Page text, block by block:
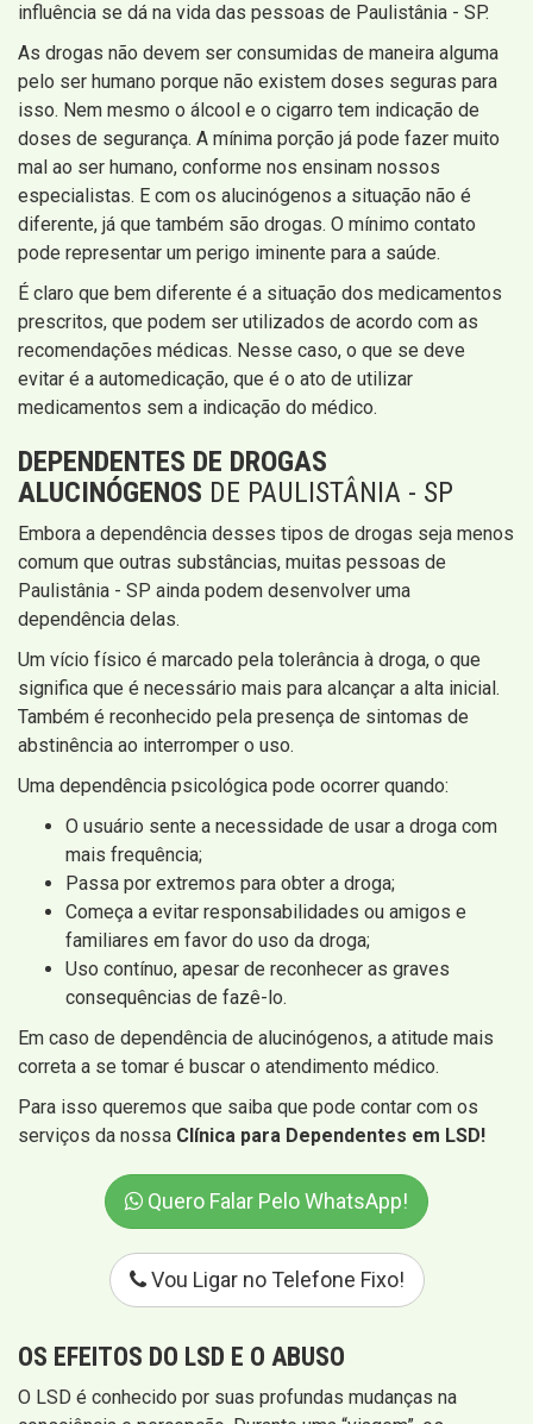
influência se dá na vida das pessoas de Paulistânia - SP.
As drogas não devem ser consumidas de maneira alguma
pelo ser humano porque não existem doses seguras para
isso. Nem mesmo o álcool e o cigarro tem indicação de
doses de segurança. A mínima porção já pode fazer muito
mal ao ser humano, conforme nos ensinam nossos
especialistas. E com os alucinógenos a situação não é
diferente, já que também são drogas. O mínimo contato
pode representar um perigo iminente para a saúde.
É claro que bem diferente é a situação dos medicamentos
prescritos, que podem ser utilizados de acordo com as
recomendações médicas. Nesse caso, o que se deve
evitar é a automedicação, que é o ato de utilizar
medicamentos sem a indicação do médico.
DEPENDENTES DE DROGAS
ALUCINÓGENOS DE PAULISTÂNIA - SP
Embora a dependência desses tipos de drogas seja menos
comum que outras substâncias, muitas pessoas de
Paulistânia - SP ainda podem desenvolver uma
dependência delas.
Um vício físico é marcado pela tolerância à droga, o que
significa que é necessário mais para alcançar a alta inicial.
Também é reconhecido pela presença de sintomas de
abstinência ao interromper o uso.
Uma dependência psicológica pode ocorrer quando:
O usuário sente a necessidade de usar a droga com
mais frequência;
Passa por extremos para obter a droga;
Começa a evitar responsabilidades ou amigos e
familiares em favor do uso da droga;
Uso contínuo, apesar de reconhecer as graves
consequências de fazê-lo.
Em caso de dependência de alucinógenos, a atitude mais
correta a se tomar é buscar o atendimento médico.
Para isso queremos que saiba que pode contar com os
serviços da nossa Clínica para Dependentes em LSD!
Quero Falar Pelo WhatsApp!
Vou Ligar no Telefone Fixo!
OS EFEITOS DO LSD E O ABUSO
O LSD é conhecido por suas profundas mudanças na